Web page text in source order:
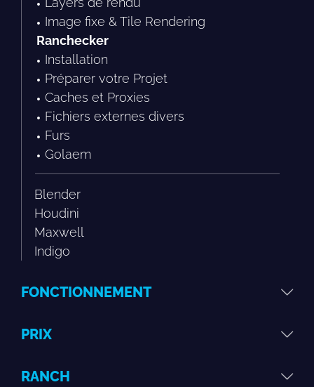
Image fixe & Tile Rendering
Ranchecker
Installation
Préparer votre Projet
Caches et Proxies
Fichiers externes divers
Furs
Golaem
Blender
Houdini
Maxwell
Indigo
FONCTIONNEMENT
PRIX
RANCH